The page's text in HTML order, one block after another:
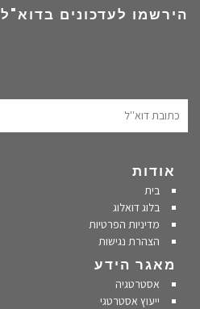
הירשמו לעדכונים בדוא"ל
אודות
בית
בלוג דואלוג
מדיניות הפרטיות
הצהרת נגישות
מאגר הידע
אסטרטגיה
ייעוץ אסטרטגי